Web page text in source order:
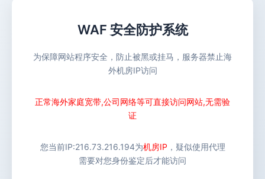
WAF 安全防护系统
为保障网站程序安全，防止被黑或挂马，服务器禁止海
外机房IP访问
正常海外家庭宽带,公司网络等可直接访问网站,无需验
证
您当前IP:216.73.216.194为机房IP ，疑似使用代理
需要对您身份鉴定后才能访问